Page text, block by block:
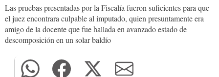
Las pruebas presentadas por la Fiscalía fueron suficientes para que
el juez encontrara culpable al imputado, quien presuntamente era
amigo de la docente que fue hallada en avanzado estado de
descomposición en un solar baldío